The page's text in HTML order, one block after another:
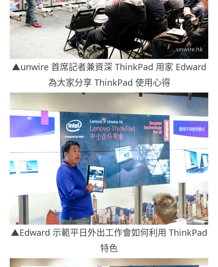
▲unwire 首席記者兼資深 ThinkPad 用家 Edward
為大家分享 ThinkPad 使用心得
▲Edward 示範平日外出工作會如何利用 ThinkPad
特色